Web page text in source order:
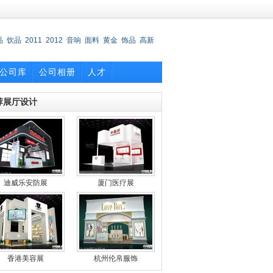
饮品 2011 2012 音响 面料 黄金 饰品 高新
公司库 公司相册 人才
展厅设计
迪威乐安防展 厦门医疗展
香港美容展 杭州伦帛服饰